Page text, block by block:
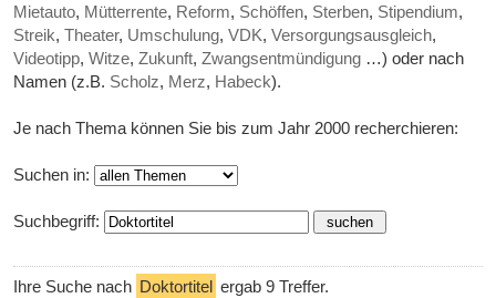
Mietauto, Mütterrente, Reform, Schöffen, Sterben, Stipendium,
Streik,Theater, Umschulung,VDK,Versorgungsausgleich,
Videotipp,Witze,Zukunft,Zwangsentmündigung …) oder nach
Namen (z.B. Scholz, Merz, Habeck).
Je nach Thema können Sie bis zum Jahr 2000 recherchieren:
Suchen in:
Suchbegriff:
Ihre Suche nach Doktortitel ergab 9 Treffer.